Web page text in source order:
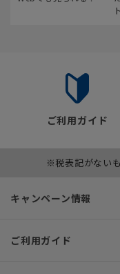
ご利用ガイド
※税表記がない
キャンペーン情報
ご利用ガイド